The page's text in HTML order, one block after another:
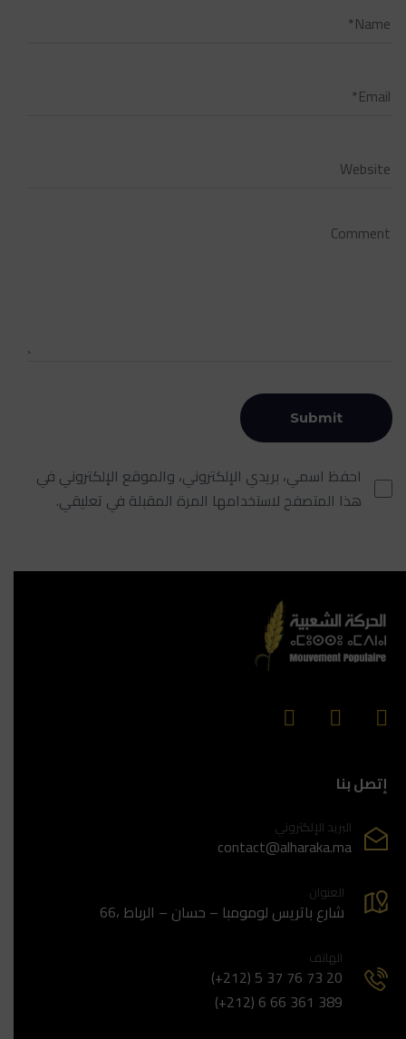
احفظ اسمي، بريدي الإلكتروني، والموقع الإلكتروني في
هذا المتصفح لاستخدامها المرة المقبلة في تعليقي.
إتصل بنا
البريد الإلكتروني
contact@alharaka.ma
العنوان
66، شارع باتريس لومومبا – حسان – الرباط
الهاتف
(+212) 5 37 76 73 20
(+212) 6 66 361 389